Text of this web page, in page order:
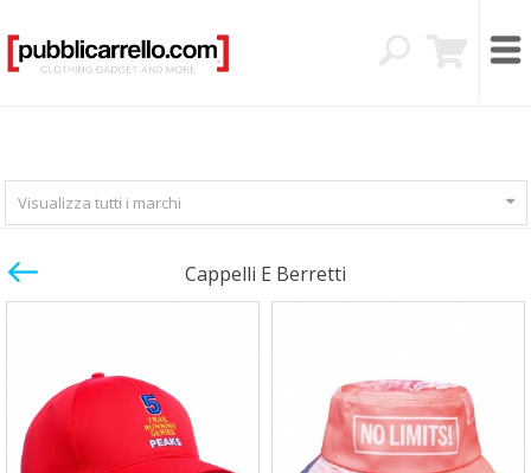
Visualizza tutti i marchi
Cappelli E Berretti